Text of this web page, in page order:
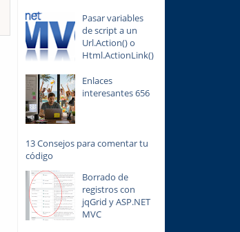
Pasar variables
de script a un
Url.Action() o
Html.ActionLink()
Enlaces
interesantes 656
13 Consejos para comentar tu
código
Borrado de
registros con
jqGrid y ASP.NET
MVC